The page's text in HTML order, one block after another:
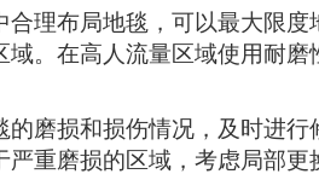
理布局地毯，可以最大限
。在高人流量区域使用耐
磨损和损伤情况，及时进
重磨损的区域，考虑局部更